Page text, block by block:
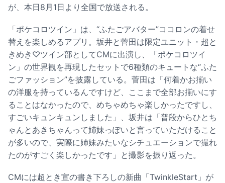
が、本日8月1日より全国で放送される。
「ポケコロツイン」は、“ふたごアバター”ココロンの着せ
替えを楽しめるアプリ。坂井と菅田は限定ユニット・超と
きめき♡ツイン部としてCMに出演し、「ポケコロツイ
ン」の世界観を再現したセットで6種類のキュートな“ふた
ごファッション”を披露している。菅田は「何着かお揃い
の洋服を持っているんですけど、ここまで全部お揃いにす
ることはなかったので、めちゃめちゃ楽しかったですし、
すごいキュンキュンしました」、坂井は「普段からひとち
ゃんとあきちゃんって姉妹っぽいと言っていただけること
が多いので、実際に姉妹みたいなシチュエーションで撮れ
たのがすごく楽しかったです」と撮影を振り返った。
CMには超とき宣の書き下ろしの新曲「TwinkleStart」が